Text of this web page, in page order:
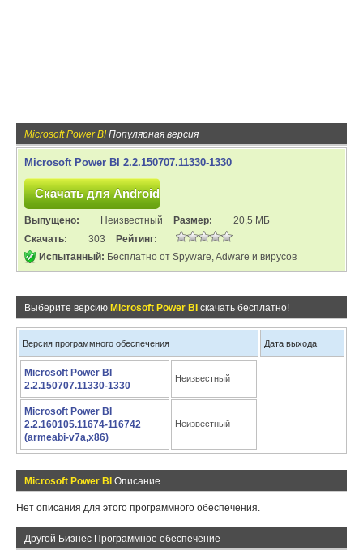
Microsoft Power BI Популярная версия
Microsoft Power BI 2.2.150707.11330-1330
Выпущено: Неизвестный Размер:
20,5 МБ
Скачать:
303
Рейтинг:
Испытанный: Бесплатно от Spyware, Adware и вирусов
Выберите версию Microsoft Power BI скачать бесплатно!
Версия программного обеспечения Дата выхода
Microsoft Power BI
2.2.150707.11330-1330
Неизвестный
Microsoft Power BI
2.2.160105.11674-116742
(armeabi-v7a,x86)
Неизвестный
Microsoft Power BI Описание
Нет описания для этого программного обеспечения.
Другой Бизнес Программное обеспечение